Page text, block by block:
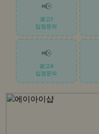
📢
광고1
입점문의
📢
광고4
입점문의